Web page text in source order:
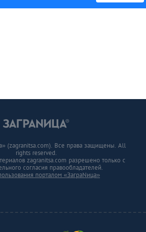
(zagranitsa.com). Все права защищены. All
rights reserved.
zagranitsa.com разрешено только с
согласия правообладателей.
порталом «ЗаграNица»